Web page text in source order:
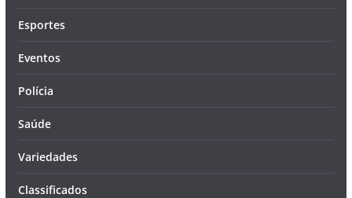
Esportes
Eventos
Polícia
Saúde
Variedades
Classificados